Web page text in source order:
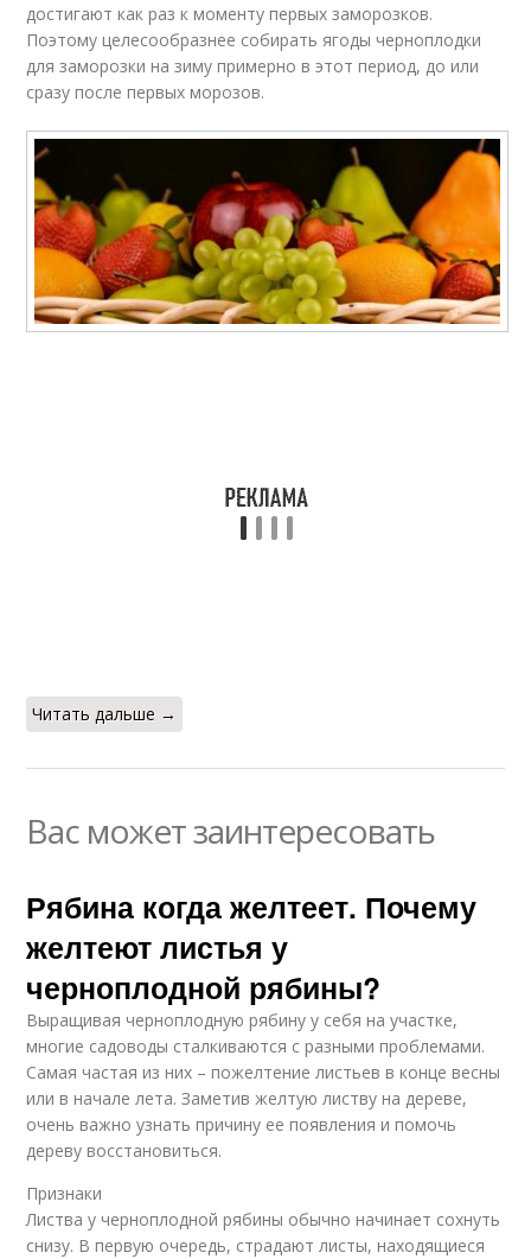
достигают как раз к моменту первых заморозков.
Поэтому целесообразнее собирать ягоды черноплодки
для заморозки на зиму примерно в этот период, до или
сразу после первых морозов.
Читать дальше →
Вас может заинтересовать
Рябина когда желтеет. Почему
желтеют листья у
черноплодной рябины?
Выращивая черноплодную рябину у себя на участке,
многие садоводы сталкиваются с разными проблемами.
Самая частая из них – пожелтение листьев в конце весны
или в начале лета. Заметив желтую листву на дереве,
очень важно узнать причину ее появления и помочь
дереву восстановиться.
Признаки
Листва у черноплодной рябины обычно начинает сохнуть
снизу. В первую очередь, страдают листы, находящиеся